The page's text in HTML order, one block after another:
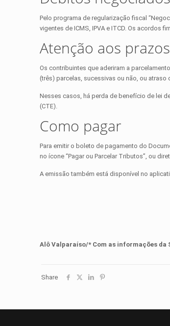
Pelo programa de regularização fiscal
vigentes de ICMS, IPVA e ITCD. Os acordos
Atenção aos prazos
Os contribuintes que aderiram a
(três) parcelas, sucessivas ou não, ou atraso
Nesses casos, há perda de benefício de lei
(CTE).
Como pagar
Para emitir o boleto de pagamento do
no ícone “Pagar ou Parcelar Tributos”, ou
A emissão também está disponível no
Alô Valparaíso/* Com as informações d a
Share